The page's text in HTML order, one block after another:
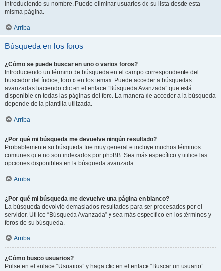
introduciendo su nombre. Puede eliminar usuarios de su lista desde esta
misma página.
Arriba
Búsqueda en los foros
¿Cómo se puede buscar en uno o varios foros?
Introduciendo un término de búsqueda en el campo correspondiente del
buscador del índice, foro o en los temas. Puede acceder a búsquedas
avanzadas haciendo clic en el enlace “Búsqueda Avanzada” que está
disponible en todas las páginas del foro. La manera de acceder a la búsqueda
depende de la plantilla utilizada.
Arriba
¿Por qué mi búsqueda me devuelve ningún resultado?
Probablemente su búsqueda fue muy general e incluye muchos términos
comunes que no son indexados por phpBB. Sea más específico y utilice las
opciones disponibles en la búsqueda avanzada.
Arriba
¿Por qué mi búsqueda me devuelve una página en blanco?
La búsqueda devolvió demasiados resultados para ser procesados por el
servidor. Utilice “Búsqueda Avanzada” y sea más específico en los términos y
foros de su búsqueda.
Arriba
¿Cómo busco usuarios?
Pulse en el enlace “Usuarios” y haga clic en el enlace “Buscar un usuario”.